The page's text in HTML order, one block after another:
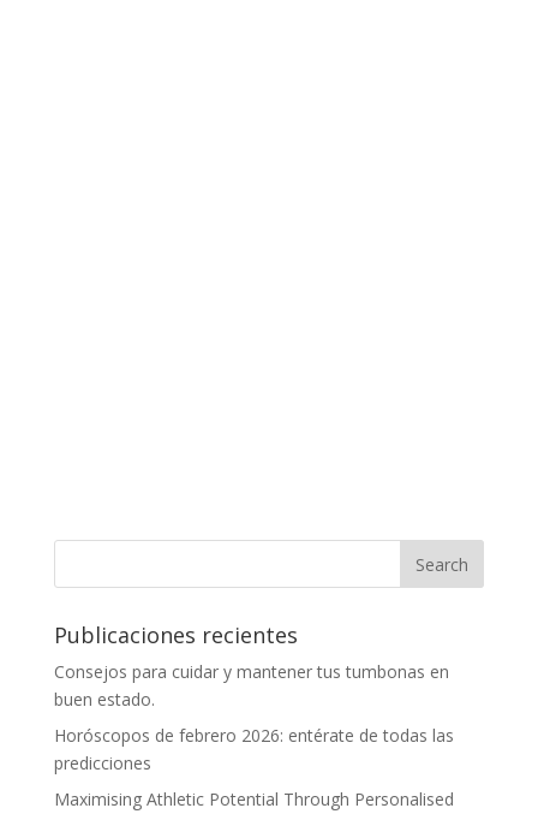
Publicaciones recientes
Consejos para cuidar y mantener tus tumbonas en
buen estado.
Horóscopos de febrero 2026: entérate de todas las
predicciones
Maximising Athletic Potential Through Personalised